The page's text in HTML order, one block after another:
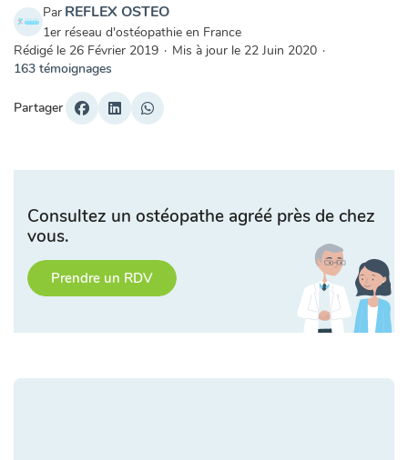
Par REFLEX OSTEO
1er réseau d'ostéopathie en France
Rédigé le 26 Février 2019 · Mis à jour le 22 Juin 2020 ·
163 témoignages
Partager
Consultez un ostéopathe agréé près de chez
vous.
Prendre un RDV